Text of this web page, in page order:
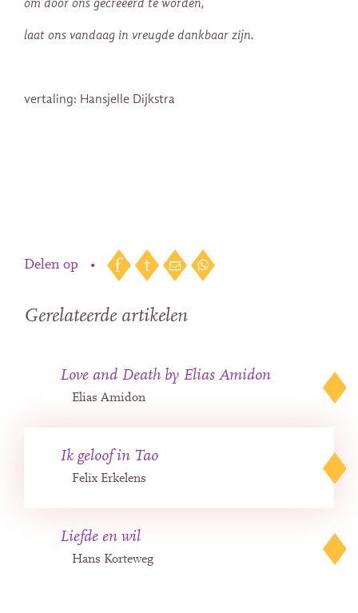
om door ons gecreëerd te worden,
laat ons vandaag in vreugde dankbaar zijn.
vertaling: Hansjelle Dijkstra
Delen op •
Gerelateerde artikelen
Love and Death by Elias Amidon
Elias Amidon
Ik geloof in Tao
Felix Erkelens
Liefde en wil
Hans Korteweg